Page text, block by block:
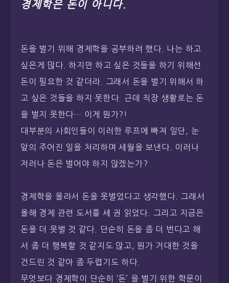
경제학은 돈이 아니다.
돈을 벌기 위해 경제학을 공부하려 했다. 나는 하고
싶은게 많다. 하지만 하고 싶은 것들을 하기 위해선
돈이 필요한 것 같더라. 그래서 돈을 벌기 위해서 하
고 싶은 것들을 하지 못한다. 근데 직장 생활로는 돈
을 벌지 못한다… 이게 뭔가?!
대부분의 사회인들이 이러한 루프에 빠져 일단, 눈
앞의 주어진 일을 처리하며 세월을 보낸다. 이러나
저러나 돈은 벌어야 하지 않겠는가?
경제학을 몰라서 돈을 못벌었다고 생각했다. 그래서
올해 경제 관련 도서를 세 권 읽었다. 그리고 지금은
돈을 더 못벌 것 같다. 단순히 돈을 좀 더 번다고 해
서 좀 더 행복할 것 같지도 않고, 뭔가 거대한 것을
건드린 것 같아 좀 두렵기도 하다.
무엇보다 경제학이 단순히 ‘돈’ 을 벌기 위한 학문이